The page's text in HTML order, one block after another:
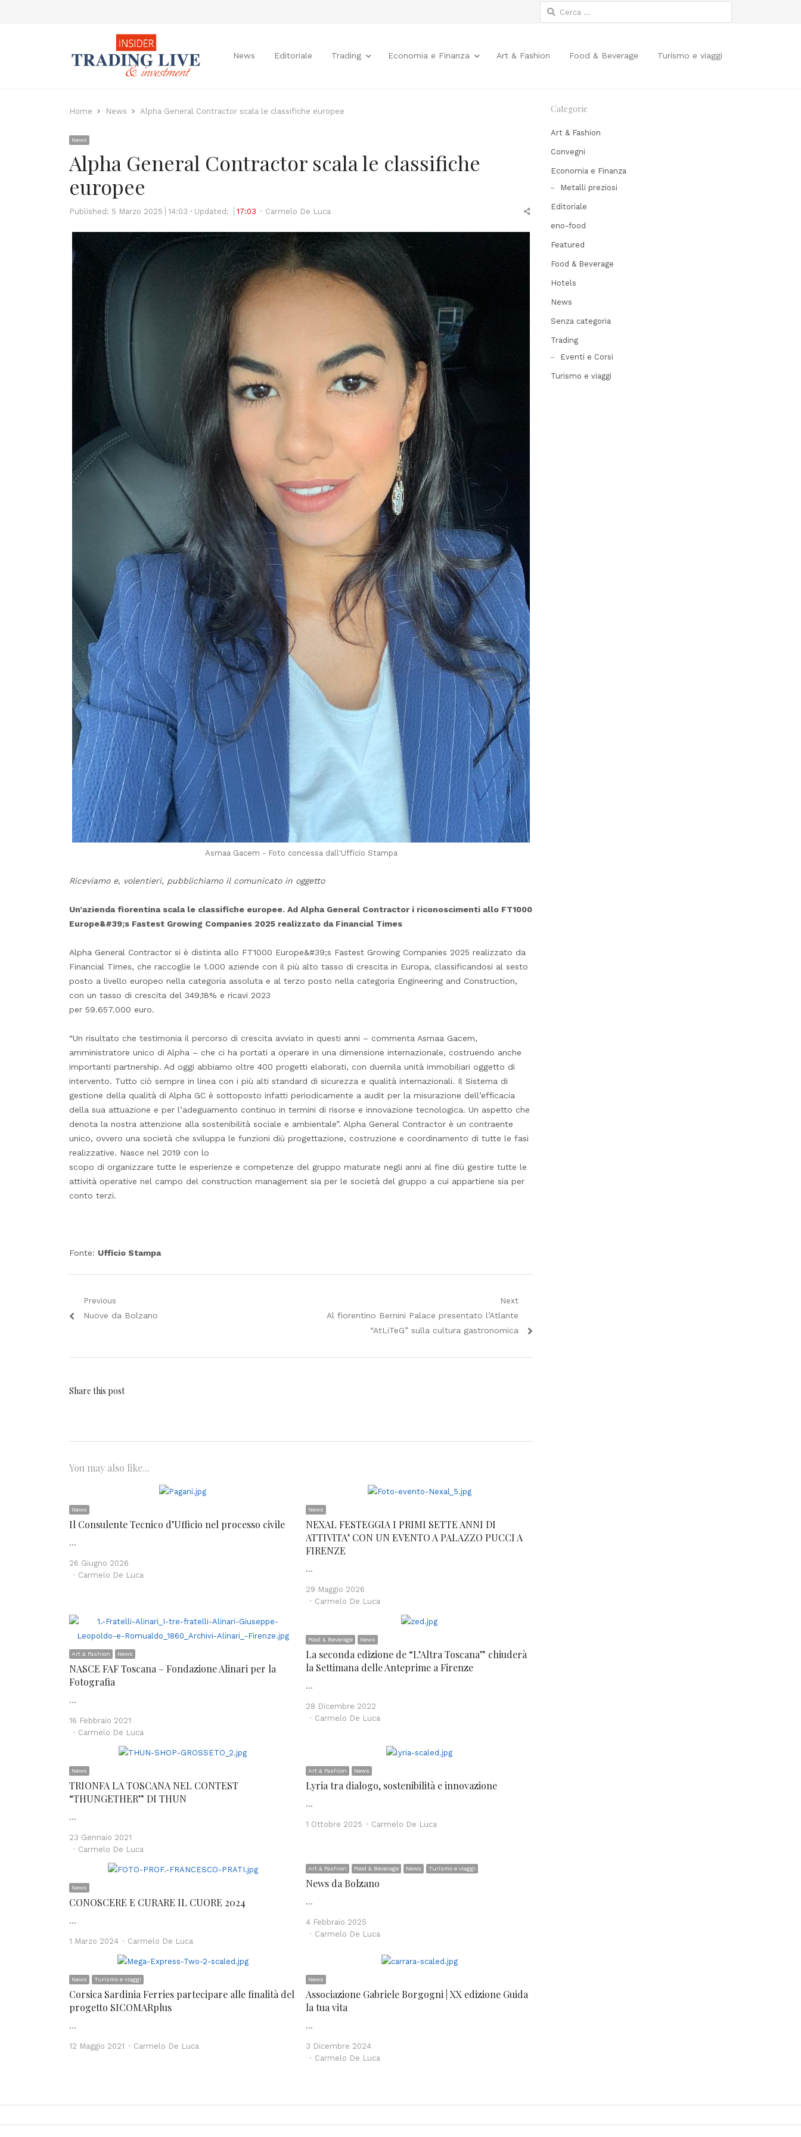
Ricerca
per:
News Editoriale Trading Economia e Finanza Art & Fashion Food & Beverage Turismo e viaggi
Home News Alpha General Contractor scala le classifiche europee
News
Alpha General Contractor scala le classifiche
europee
Published: 5 Marzo 2025 14:03 Updated: 17:03 Author
Carmelo De Luca
Share
post
Asmaa Gacem - Foto concessa dall'Ufficio Stampa
Riceviamo e, volentieri, pubblichiamo il comunicato in oggetto
Un’azienda fiorentina scala le classifiche europee. Ad Alpha General Contractor i riconoscimenti allo FT1000
Europe&#39;s Fastest Growing Companies 2025 realizzato da Financial Times
Alpha General Contractor si è distinta allo FT1000 Europe&#39;s Fastest Growing Companies 2025 realizzato da
Financial Times, che raccoglie le 1.000 aziende con il più alto tasso di crescita in Europa, classificandosi al sesto
posto a livello europeo nella categoria assoluta e al terzo posto nella categoria Engineering and Construction,
con un tasso di crescita del 349,18% e ricavi 2023
per 59.657.000 euro.
“Un risultato che testimonia il percorso di crescita avviato in questi anni – commenta Asmaa Gacem,
amministratore unico di Alpha – che ci ha portati a operare in una dimensione internazionale, costruendo anche
importanti partnership. Ad oggi abbiamo oltre 400 progetti elaborati, con duemila unità immobiliari oggetto di
intervento. Tutto ciò sempre in linea con i più alti standard di sicurezza e qualità internazionali. Il Sistema di
gestione della qualità di Alpha GC è sottoposto infatti periodicamente a audit per la misurazione dell’efficacia
della sua attuazione e per l’adeguamento continuo in termini di risorse e innovazione tecnologica. Un aspetto che
denota la nostra attenzione alla sostenibilità sociale e ambientale”. Alpha General Contractor è un contraente
unico, ovvero una società che sviluppa le funzioni diù progettazione, costruzione e coordinamento di tutte le fasi
realizzative. Nasce nel 2019 con lo
scopo di organizzare tutte le esperienze e competenze del gruppo maturate negli anni al fine diù gestire tutte le
attività operative nel campo del construction management sia per le società del gruppo a cui appartiene sia per
conto terzi.
Fonte: Ufficio Stampa
Navigazione
articoli
Previous
Previous
Nuove da Bolzano
Next
Next
Al fiorentino Bernini Palace presentato l’Atlante
“AtLiTeG” sulla cultura gastronomica
Share this post
You may also like...
News
Il Consulente Tecnico d’Ufficio nel processo civile
…
26 Giugno 2026
Author
Carmelo De Luca
News
NEXAL FESTEGGIA I PRIMI SETTE ANNI DI
ATTIVITA’ CON UN EVENTO A PALAZZO PUCCI A
FIRENZE
…
29 Maggio 2026
Author
Carmelo De Luca
Art & Fashion News
NASCE FAF Toscana – Fondazione Alinari per la
Fotografia
…
16 Febbraio 2021
Author
Carmelo De Luca
Food & Beverage News
La seconda edizione de “L’Altra Toscana” chiuderà
la Settimana delle Anteprime a Firenze
…
28 Dicembre 2022
Author
Carmelo De Luca
News
TRIONFA LA TOSCANA NEL CONTEST
“THUNGETHER” DI THUN
…
23 Gennaio 2021
Author
Carmelo De Luca
Art & Fashion News
Lyria tra dialogo, sostenibilità e innovazione
…
1 Ottobre 2025 Author
Carmelo De Luca
News
CONOSCERE E CURARE IL CUORE 2024
…
1 Marzo 2024 Author
Carmelo De Luca
Art & Fashion Food & Beverage News Turismo e viaggi
News da Bolzano
…
4 Febbraio 2025
Author
Carmelo De Luca
News Turismo e viaggi
Corsica Sardinia Ferries partecipare alle finalità del
progetto SICOMARplus
…
12 Maggio 2021 Author
Carmelo De Luca
News
Associazione Gabriele Borgogni | XX edizione Guida
la tua vita
…
3 Dicembre 2024
Author
Carmelo De Luca
Categorie
Art & Fashion
Convegni
Economia e Finanza
Metalli preziosi
Editoriale
eno-food
Featured
Food & Beverage
Hotels
News
Senza categoria
Trading
Eventi e Corsi
Turismo e viaggi